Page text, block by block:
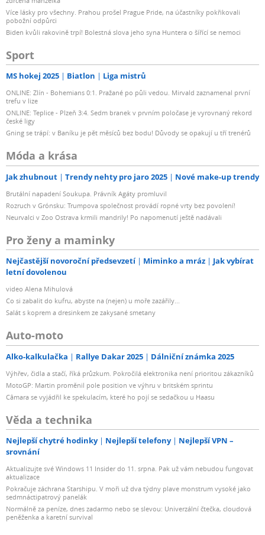
Více lásky pro všechny. Prahou prošel Prague Pride, na účastníky pokřikovali
pobožní odpůrci
Biden kvůli rakovině trpí! Bolestná slova jeho syna Huntera o šířící se nemoci
Sport
MS hokej 2025 Biatlon Liga mistrů
ONLINE: Zlín - Bohemians 0:1. Pražané po půli vedou. Mirvald zaznamenal první
trefu v lize
ONLINE: Teplice - Plzeň 3:4. Sedm branek v prvním poločase je vyrovnaný rekord
české ligy
Gning se trápí: v Baníku je pět měsíců bez bodu! Důvody se opakují u tří trenérů
Móda a krása
Jak zhubnout Trendy nehty pro jaro 2025 Nové make-up trendy
Brutální napadení Soukupa. Právník Agáty promluvil
Rozruch v Grónsku: Trumpova společnost provádí ropné vrty bez povolení!
Neurvalci v Zoo Ostrava krmili mandrily! Po napomenutí ještě nadávali
Pro ženy a maminky
Nejčastější novoroční předsevzetí Miminko a mráz
Jak vybírat
letní dovolenou
video Alena Mihulová
Co si zabalit do kufru, abyste na (nejen) u moře zazářily...
Salát s koprem a dresinkem ze zakysané smetany
Auto-moto
Alko-kalkulačka Rallye Dakar 2025 Dálniční známka 2025
Výhřev, čidla a stačí, říká průzkum. Pokročilá elektronika není prioritou zákazníků
MotoGP: Martin proměnil pole position ve výhru v britském sprintu
Câmara se vyjádřil ke spekulacím, které ho pojí se sedačkou u Haasu
Věda a technika
Nejlepší chytré hodinky Nejlepší telefony
Nejlepší VPN –
srovnání
Aktualizujte své Windows 11 Insider do 11. srpna. Pak už vám nebudou fungovat
aktualizace
Pokračuje záchrana Starshipu. V moři už dva týdny plave monstrum vysoké jako
sedmnáctipatrový panelák
Normálně za peníze, dnes zadarmo nebo se slevou: Univerzální čtečka, cloudová
peněženka a karetní survival